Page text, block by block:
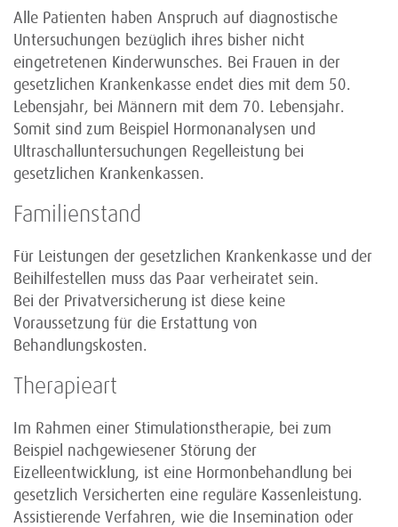
Alle Patienten haben Anspruch auf diagnostische
Untersuchungen bezüglich ihres bisher nicht
eingetretenen Kinderwunsches. Bei Frauen in der
gesetzlichen Krankenkasse endet dies mit dem 50.
Lebensjahr, bei Männern mit dem 70. Lebensjahr.
Somit sind zum Beispiel Hormonanalysen und
Ultraschalluntersuchungen Regelleistung bei
gesetzlichen Krankenkassen.
Familienstand
Für Leistungen der gesetzlichen Krankenkasse und der
Beihilfestellen muss das Paar verheiratet sein.
Bei der Privatversicherung ist diese keine
Voraussetzung für die Erstattung von
Behandlungskosten.
Therapieart
Im Rahmen einer Stimulationstherapie, bei zum
Beispiel nachgewiesener Störung der
Eizelleentwicklung, ist eine Hormonbehandlung bei
gesetzlich Versicherten eine reguläre Kassenleistung.
Assistierende Verfahren, wie die Insemination oder